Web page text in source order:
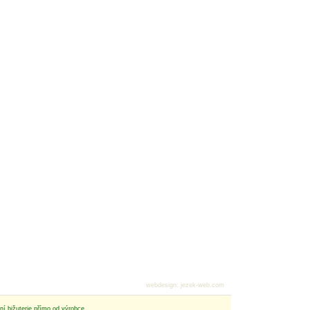
bižuterie přímo od výrobce
webdesign: jezek-web.com